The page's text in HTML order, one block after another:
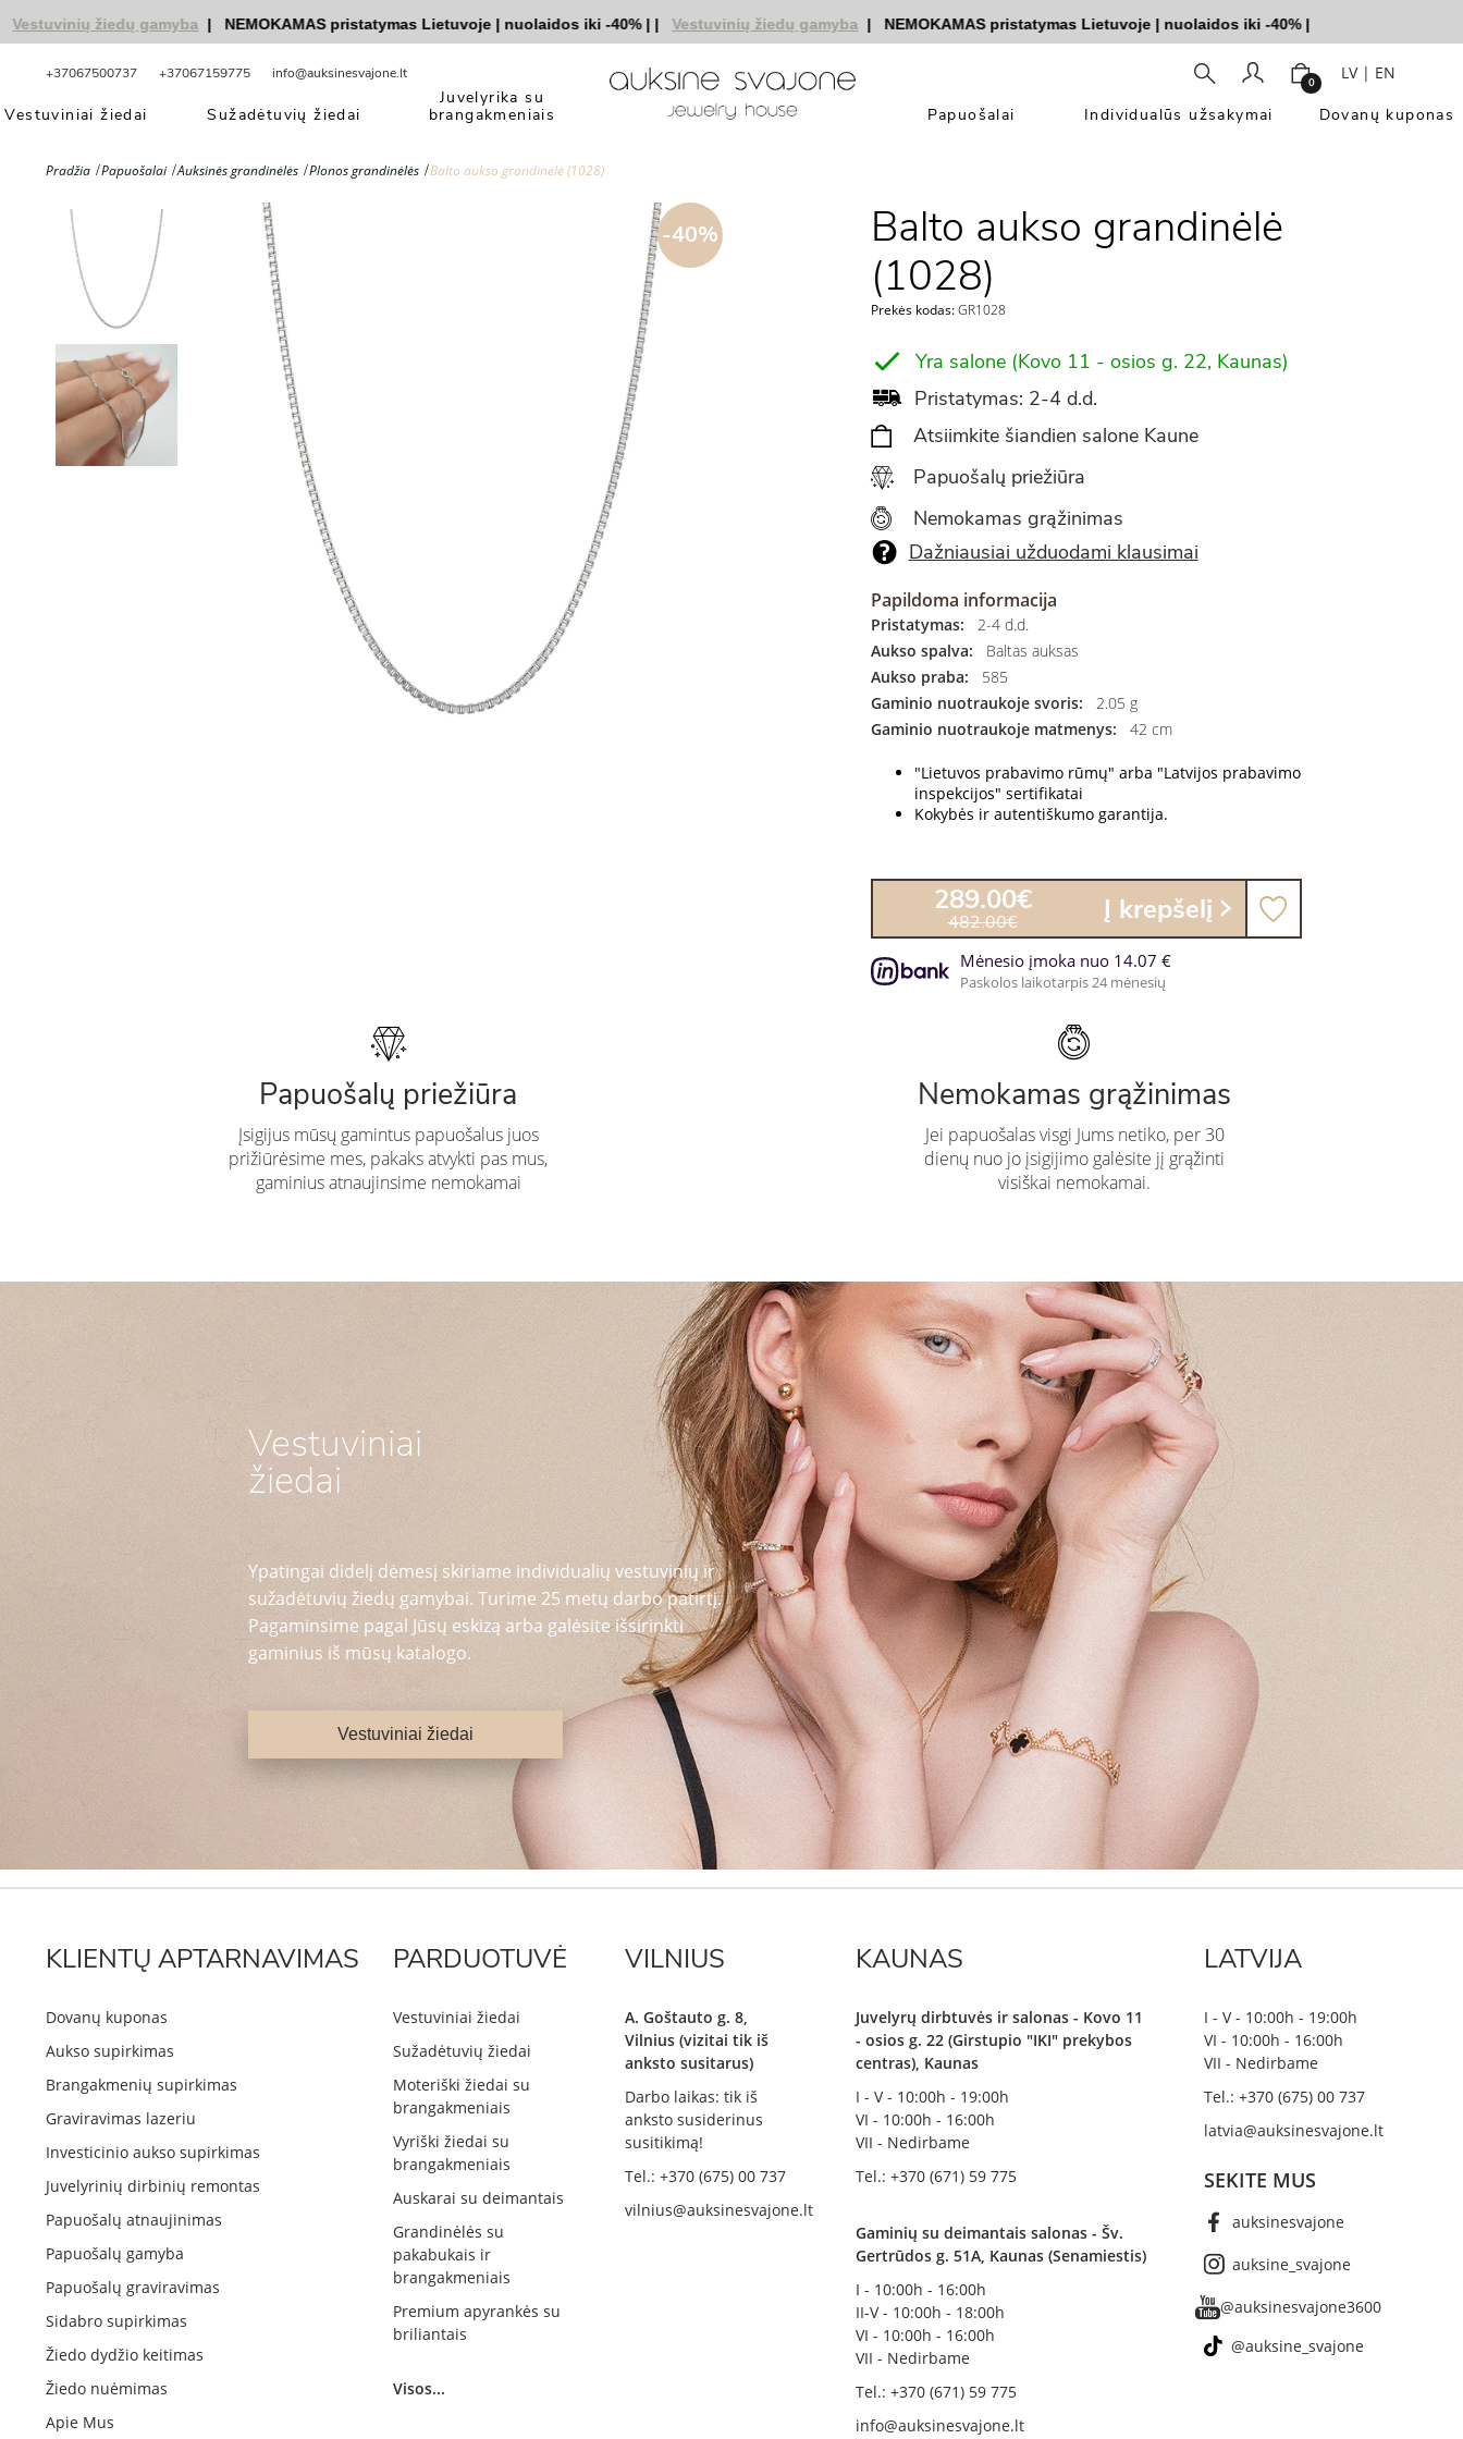
žiedų gamyba | NEMOKAMAS pristatymas Lietuvoje|nuolaidos iki -40%|| Vestuvinių žiedų gamyba | NEMOKAMAS pristatymas Lietuvoje|nuolaidos iki -40%|
+37067500737 +37067159775 info@auksinesvajone.lt 0 LV| EN
Vestuviniai žiedai Sužadėtuvių žiedai
Juvelyrika su
brangakmeniais
Papuošalai Individualūs užsakymai Dovanų kuponas
Pradžia Papuošalai Auksinės grandinėlės Plonos grandinėlės Balto aukso grandinėlė (1028)
-40%
Balto aukso grandinėlė
(1028)
Prekės kodas:GR1028
Yra salone (Kovo 11 - osios g. 22, Kaunas)
Pristatymas: 2-4 d.d.
Atsiimkite šiandien salone Kaune
Papuošalų priežiūra
Nemokamas grąžinimas
Dažniausiai užduodami klausimai
Papildoma informacija
Pristatymas:
2-4 d.d.
Aukso spalva:
Baltas auksas
Aukso praba:
585
Gaminio nuotraukoje svoris:
2.05 g
Gaminio nuotraukoje matmenys:
42 cm
"Lietuvos prabavimo rūmų" arba "Latvijos prabavimo
inspekcijos" sertifikatai
Kokybės ir autentiškumo garantija.
289.00€
482.00€ Į krepšelį
Mėnesio įmoka nuo 14.07 €
Paskolos laikotarpis 24 mėnesių
Papuošalų priežiūra
Įsigijus mūsų gamintus papuošalus juos
prižiūrėsime mes, pakaks atvykti pas mus,
gaminius atnaujinsime nemokamai
Nemokamas grąžinimas
Jei papuošalas visgi Jums netiko, per 30
dienų nuo jo įsigijimo galėsite jį grąžinti
visiškai nemokamai.
Vestuviniai
žiedai
Ypatingai didelį dėmesį skiriame individualių vestuvinių ir
sužadėtuvių žiedų gamybai. Turime 25 metų darbo patirtį.
Pagaminsime pagal Jūsų eskizą arba galėsite išsirinkti
gaminius iš mūsų katalogo.
Vestuviniai žiedai
KLIENTŲ APTARNAVIMAS
Dovanų kuponas
Aukso supirkimas
Brangakmenių supirkimas
Graviravimas lazeriu
Investicinio aukso supirkimas
Juvelyrinių dirbinių remontas
Papuošalų atnaujinimas
Papuošalų gamyba
Papuošalų graviravimas
Sidabro supirkimas
Žiedo dydžio keitimas
Žiedo nuėmimas
Apie Mus
PARDUOTUVĖ
Vestuviniai žiedai
Sužadėtuvių žiedai
Moteriški žiedai su
brangakmeniais
Vyriški žiedai su
brangakmeniais
Auskarai su deimantais
Grandinėlės su
pakabukais ir
brangakmeniais
Premium apyrankės su
briliantais
Visos...
VILNIUS
A. Goštauto g. 8,
Vilnius (vizitai tik iš
anksto susitarus)
Darbo laikas: tik iš
anksto susiderinus
susitikimą!
Tel.: +370 (675) 00 737
vilnius@auksinesvajone.lt
KAUNAS
Juvelyrų dirbtuvės ir salonas - Kovo 11
- osios g. 22 (Girstupio "IKI" prekybos
centras), Kaunas
I - V - 10:00h - 19:00h
VI - 10:00h - 16:00h
VII - Nedirbame
Tel.: +370 (671) 59 775
Gaminių su deimantais salonas - Šv.
Gertrūdos g. 51A, Kaunas (Senamiestis)
I - 10:00h - 16:00h
II-V - 10:00h - 18:00h
VI - 10:00h - 16:00h
VII - Nedirbame
Tel.: +370 (671) 59 775
info@auksinesvajone.lt
LATVIJA
I - V - 10:00h - 19:00h
VI - 10:00h - 16:00h
VII - Nedirbame
Tel.: +370 (675) 00 737
latvia@auksinesvajone.lt
SEKITE MUS
auksinesvajone
auksine_svajone
@auksinesvajone3600
@auksine_svajone